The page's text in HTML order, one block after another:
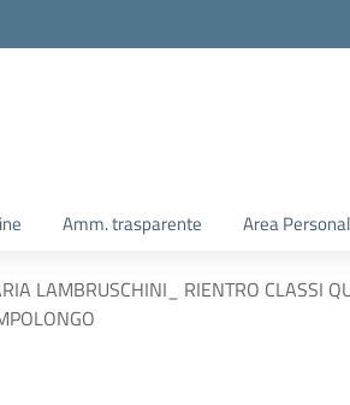
Amm. trasparente Area
LAMBRUSCHINI_ RIENTRO CLASSI